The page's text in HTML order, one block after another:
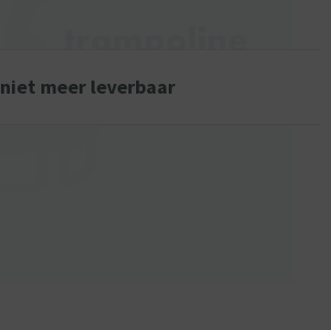
niet meer leverbaar